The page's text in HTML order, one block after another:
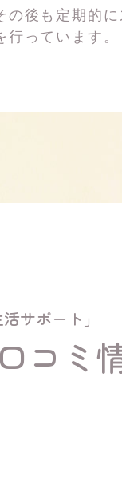
後も定期的
っています。
サポート」
コミ